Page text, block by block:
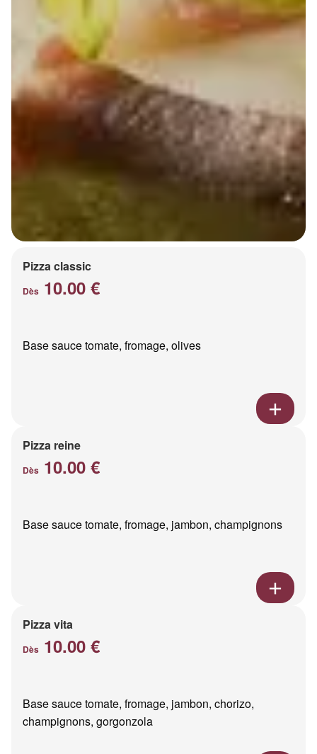
Pizza classic
Dès 10.00 €
Base sauce tomate, fromage, olives
Pizza reine
Dès 10.00 €
Base sauce tomate, fromage, jambon, champignons
Pizza vita
Dès 10.00 €
Base sauce tomate, fromage, jambon, chorizo,
champignons, gorgonzola